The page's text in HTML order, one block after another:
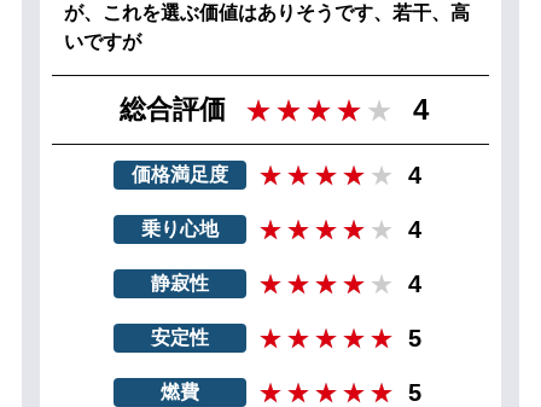
が、これを選ぶ価値はありそうです、若干、高
いですが
総合評価 4
価格満足度 4
乗り心地 4
静寂性 4
安定性 5
燃費 5